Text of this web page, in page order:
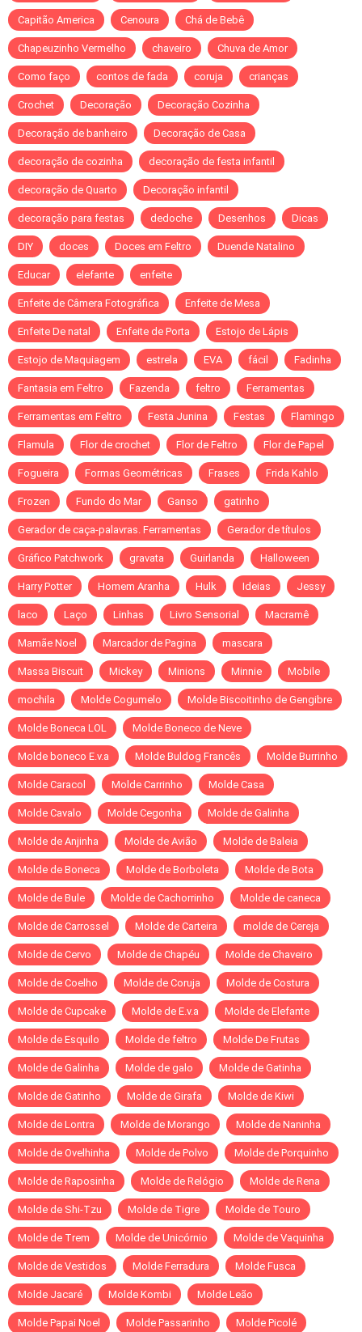
Capitão America Cenoura Chá de Bebê
Chapeuzinho Vermelho chaveiro Chuva de Amor
Como faço contos de fada coruja crianças
Crochet Decoração Decoração Cozinha
Decoração de banheiro Decoração de Casa
decoração de cozinha decoração de festa infantil
decoração de Quarto Decoração infantil
decoração para festas dedoche Desenhos Dicas
DIY doces Doces em Feltro Duende Natalino
Educar elefante enfeite
Enfeite de Câmera Fotográfica Enfeite de Mesa
Enfeite De natal Enfeite de Porta Estojo de Lápis
Estojo de Maquiagem estrela EVA fácil Fadinha
Fantasia em Feltro Fazenda feltro Ferramentas
Ferramentas em Feltro Festa Junina Festas Flamingo
Flamula Flor de crochet Flor de Feltro Flor de Papel
Fogueira Formas Geométricas Frases Frida Kahlo
Frozen Fundo do Mar Ganso gatinho
Gerador de caça-palavras. Ferramentas Gerador de títulos
Gráfico Patchwork gravata Guirlanda Halloween
Harry Potter Homem Aranha Hulk Ideias Jessy
laco Laço Linhas Livro Sensorial Macramê
Mamãe Noel Marcador de Pagina mascara
Massa Biscuit Mickey Minions Minnie Mobile
mochila Molde Cogumelo Molde Biscoitinho de Gengibre
Molde Boneca LOL Molde Boneco de Neve
Molde boneco E.v.a Molde Buldog Francês Molde Burrinho
Molde Caracol Molde Carrinho Molde Casa
Molde Cavalo Molde Cegonha Molde de Galinha
Molde de Anjinha Molde de Avião Molde de Baleia
Molde de Boneca Molde de Borboleta Molde de Bota
Molde de Bule Molde de Cachorrinho Molde de caneca
Molde de Carrossel Molde de Carteira molde de Cereja
Molde de Cervo Molde de Chapéu Molde de Chaveiro
Molde de Coelho Molde de Coruja Molde de Costura
Molde de Cupcake Molde de E.v.a Molde de Elefante
Molde de Esquilo Molde de feltro Molde De Frutas
Molde de Galinha Molde de galo Molde de Gatinha
Molde de Gatinho Molde de Girafa Molde de Kiwi
Molde de Lontra Molde de Morango Molde de Naninha
Molde de Ovelhinha Molde de Polvo Molde de Porquinho
Molde de Raposinha Molde de Relógio Molde de Rena
Molde de Shi-Tzu Molde de Tigre Molde de Touro
Molde de Trem Molde de Unicórnio Molde de Vaquinha
Molde de Vestidos Molde Ferradura Molde Fusca
Molde Jacaré Molde Kombi Molde Leão
Molde Papai Noel Molde Passarinho Molde Picolé